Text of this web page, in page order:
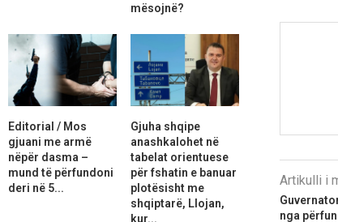
Artikulli i
nga
mësojnë?
Editorial / Mos
gjuani me armë
nëpër dasma –
mund të përfundoni
deri në 5...
Gjuha shqipe
anashkalohet në
tabelat orientuese
për fshatin e banuar
plotësisht me
shqiptarë, Llojan,
kur...